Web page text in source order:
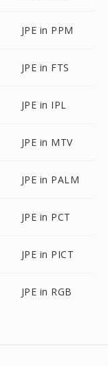
JPE in PPM
JPE in FTS
JPE in IPL
JPE in MTV
JPE in PALM
JPE in PCT
JPE in PICT
JPE in RGB